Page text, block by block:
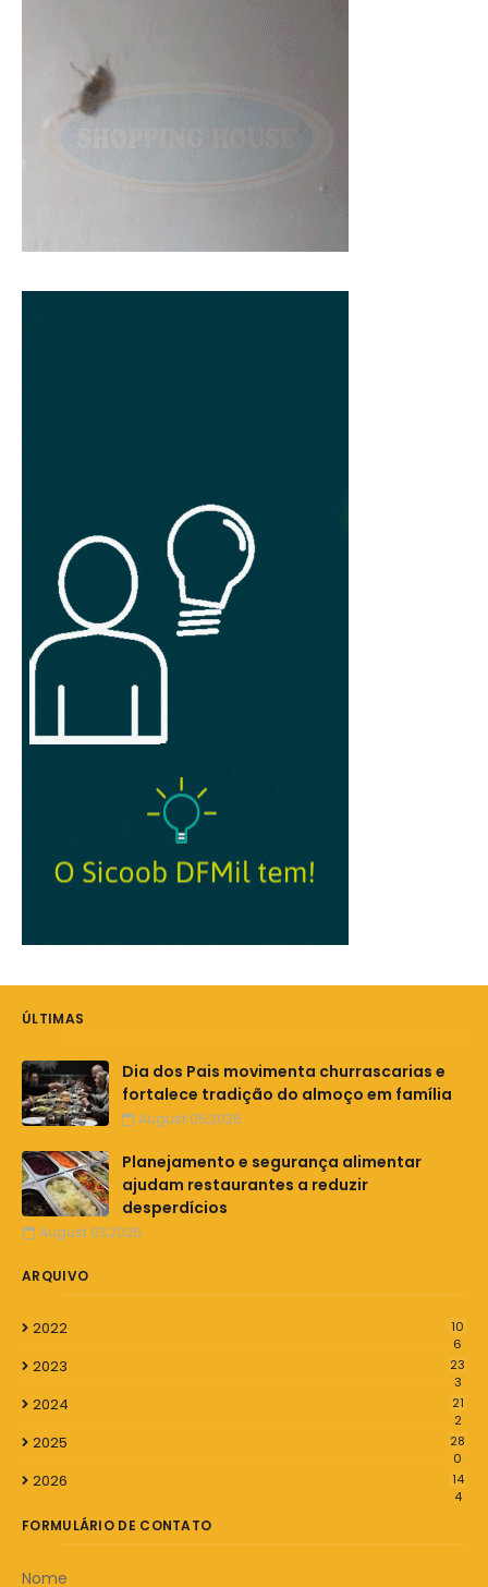
ÚLTIMAS
Dia dos Pais movimenta churrascarias e
fortalece tradição do almoço em família
August 05,2026
Planejamento e segurança alimentar
ajudam restaurantes a reduzir
desperdícios
August 03,2026
ARQUIVO
2022
10
6
2023
23
3
2024
21
2
2025
28
0
2026
14
4
FORMULÁRIO DE CONTATO
Nome